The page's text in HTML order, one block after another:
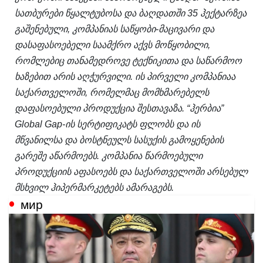
სათბურები წყალტუბოსა და ბაღდათში 35 ჰექტარზეა
გაშენებული, კომპანიას საწყობი-მაცივარი და
დასაფასოებელი საამქრო აქვს მოწყობილი,
რომლებიც თანამედროვე ტექნიკითა და საწარმოო
ხაზებით არის აღჭურვილი. ის პირველი კომპანიაა
საქართველოში, რომელმაც მომხმარებელს
დაფასოებული პროდუქცია შესთავაზა. “ჰერბია”
Global Gap-ის სერტიფიკატს ფლობს და ის
მწვანილსა და ბოსტნეულს სასუქის გამოყენების
გარეშე აწარმოებს. კომპანია წარმოებული
პროდუქციის აფასოებს და საქართველოში არსებულ
მსხვილ ჰიპერმარკეტებს ამარაგებს.
мир